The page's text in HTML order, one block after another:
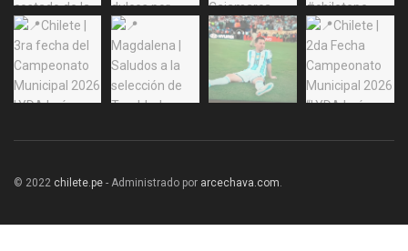
© 2022 chilete.pe - Administrado por arcechava.com